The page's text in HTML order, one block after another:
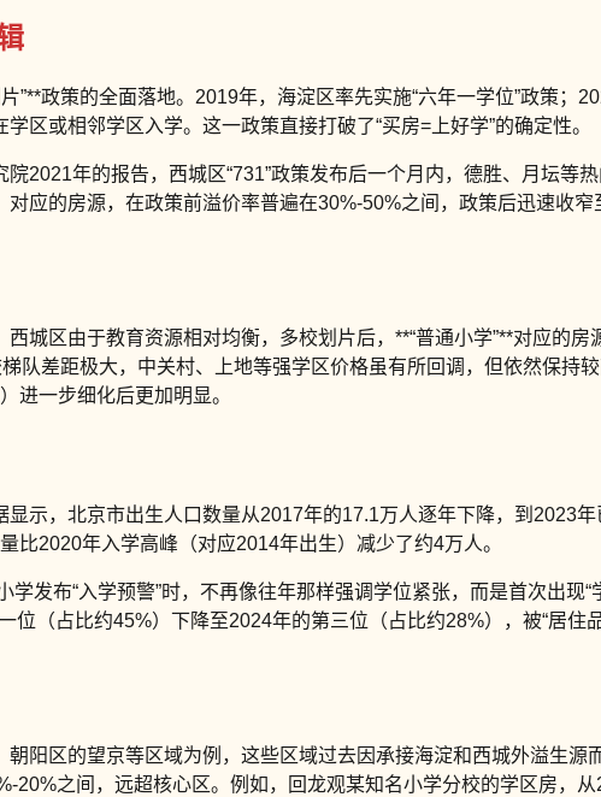
”**政策的全面落地。2019年，海淀区率先实施“六年一学位”政策；
区或相邻学区入学。这一政策直接打破了“买房=上好学”的确定性。
2021年的报告，西城区“731”政策发布后一个月内，德胜、月坛等
对应的房源，在政策前溢价率普遍在30%-50%之间，政策后迅速收
城区由于教育资源相对均衡，多校划片后，**“普通小学”**对应的
队差距极大，中关村、上地等强学区价格虽有所回调，但依然保持
进一步细化后更加明显。
显示，北京市出生人口数量从2017年的17.1万人逐年下降，到2023
2020年入学高峰（对应2014年出生）减少了约4万人。
发布“入学预警”时，不再像往年那样强调学位紧张，而是首次出现
（占比约45%）下降至2024年的第三位（占比约28%），被“居住
阳区的望京等区域为例，这些区域过去因承接海淀和西城外溢生
20%之间，远超核心区。例如，回龙观某知名小学分校的学区房，